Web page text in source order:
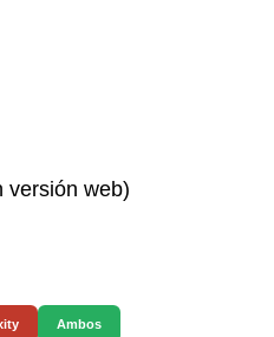
versión web)
Ambos